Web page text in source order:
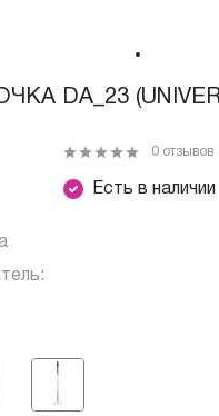
DA_23
Есть в наличии
0 отзывов